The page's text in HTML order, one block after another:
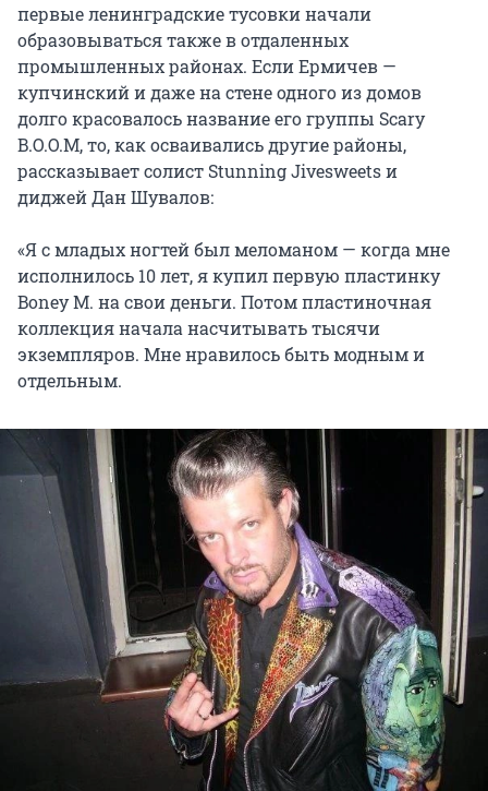
первые ленинградские тусовки начали
образовываться также в отдаленных
промышленных районах. Если Ермичев —
купчинский и даже на стене одного из домов
долго красовалось название его группы Scary
B.O.O.M, то, как осваивались другие районы,
рассказывает солист Stunning Jivesweets и
диджей Дан Шувалов:
«Я с младых ногтей был меломаном — когда мне
исполнилось 10 лет, я купил первую пластинку
Boney M. на свои деньги. Потом пластиночная
коллекция начала насчитывать тысячи
экземпляров. Мне нравилось быть модным и
отдельным.